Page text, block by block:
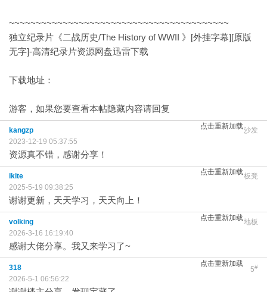
~~~~~~~~~~~~~~~~~~~~~~~~~~~~~~~~~~~~~~~~~
独立纪录片《二战历史/The History of WWII 》[外挂字幕][原版
无字]-高清纪录片资源网盘迅雷下载
下载地址：
游客，如果您要查看本帖隐藏内容请回复
点击重新加载沙发
kangzp
2023-12-19 05:37:55
资源真不错，感谢分享！
点击重新加载板凳
ikite
2025-5-19 09:38:25
谢谢更新，天天学习，天天向上！
点击重新加载地板
volking
2026-3-16 16:19:40
感谢大佬分享。我又来学习了~
点击重新加载
5#
318
2026-5-1 06:56:22